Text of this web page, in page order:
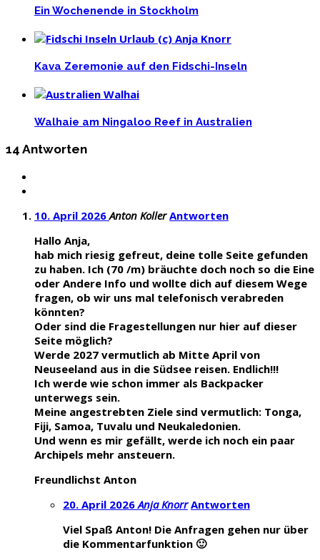
Ein Wochenende in Stockholm
Kava Zeremonie auf den Fidschi-Inseln
Walhaie am Ningaloo Reef in Australien
14 Antworten
10. April 2026Anton Koller Antworten
Hallo Anja,
hab mich riesig gefreut, deine tolle Seite gefunden
zu haben. Ich (70 /m) bräuchte doch noch so die Eine
oder Andere Info und wollte dich auf diesem Wege
fragen, ob wir uns mal telefonisch verabreden
könnten?
Oder sind die Fragestellungen nur hier auf dieser
Seite möglich?
Werde 2027 vermutlich ab Mitte April von
Neuseeland aus in die Südsee reisen. Endlich!!!
Ich werde wie schon immer als Backpacker
unterwegs sein.
Meine angestrebten Ziele sind vermutlich: Tonga,
Fiji, Samoa, Tuvalu und Neukaledonien.
Und wenn es mir gefällt, werde ich noch ein paar
Archipels mehr ansteuern.
Freundlichst Anton
20. April 2026Anja Knorr Antworten
Viel Spaß Anton! Die Anfragen gehen nur über
die Kommentarfunktion 🙂